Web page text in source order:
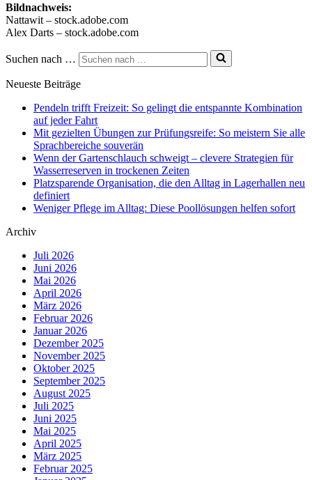
Bildnachweis:
Nattawit – stock.adobe.com
Alex Darts – stock.adobe.com
Suchen nach …
Neueste Beiträge
Pendeln trifft Freizeit: So gelingt die entspannte Kombination
auf jeder Fahrt
Mit gezielten Übungen zur Prüfungsreife: So meistern Sie alle
Sprachbereiche souverän
Wenn der Gartenschlauch schweigt – clevere Strategien für
Wasserreserven in trockenen Zeiten
Platzsparende Organisation, die den Alltag in Lagerhallen neu
definiert
Weniger Pflege im Alltag: Diese Poollösungen helfen sofort
Archiv
Juli 2026
Juni 2026
Mai 2026
April 2026
März 2026
Februar 2026
Januar 2026
Dezember 2025
November 2025
Oktober 2025
September 2025
August 2025
Juli 2025
Juni 2025
Mai 2025
April 2025
März 2025
Februar 2025